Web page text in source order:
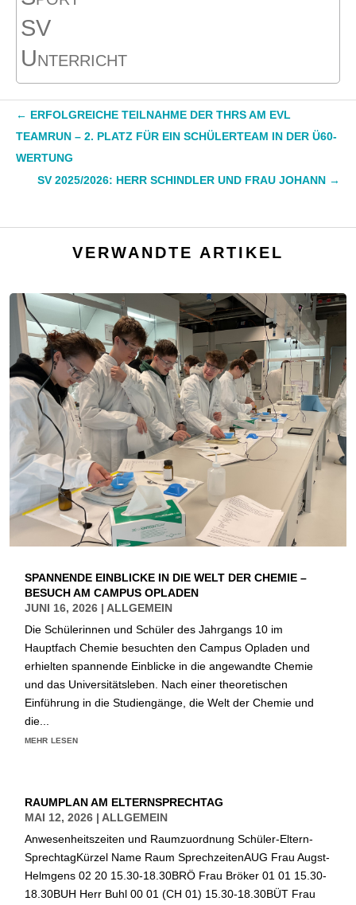
SV
Unterricht
← ERFOLGREICHE TEILNAHME DER THRS AM EVL
TEAMRUN – 2. PLATZ FÜR EIN SCHÜLERTEAM IN DER Ü60-
WERTUNG
SV 2025/2026: HERR SCHINDLER UND FRAU JOHANN →
VERWANDTE ARTIKEL
SPANNENDE EINBLICKE IN DIE WELT DER CHEMIE –
BESUCH AM CAMPUS OPLADEN
JUNI 16, 2026 | ALLGEMEIN
Die Schülerinnen und Schüler des Jahrgangs 10 im
Hauptfach Chemie besuchten den Campus Opladen und
erhielten spannende Einblicke in die angewandte Chemie
und das Universitätsleben. Nach einer theoretischen
Einführung in die Studiengänge, die Welt der Chemie und
die...
mehr lesen
RAUMPLAN AM ELTERNSPRECHTAG
MAI 12, 2026 | ALLGEMEIN
Anwesenheitszeiten und Raumzuordnung Schüler-Eltern-
SprechtagKürzel Name Raum SprechzeitenAUG Frau Augst-
Helmgens 02 20 15.30-18.30BRÖ Frau Bröker 01 01 15.30-
18.30BUH Herr Buhl 00 01 (CH 01) 15.30-18.30BÜT Frau